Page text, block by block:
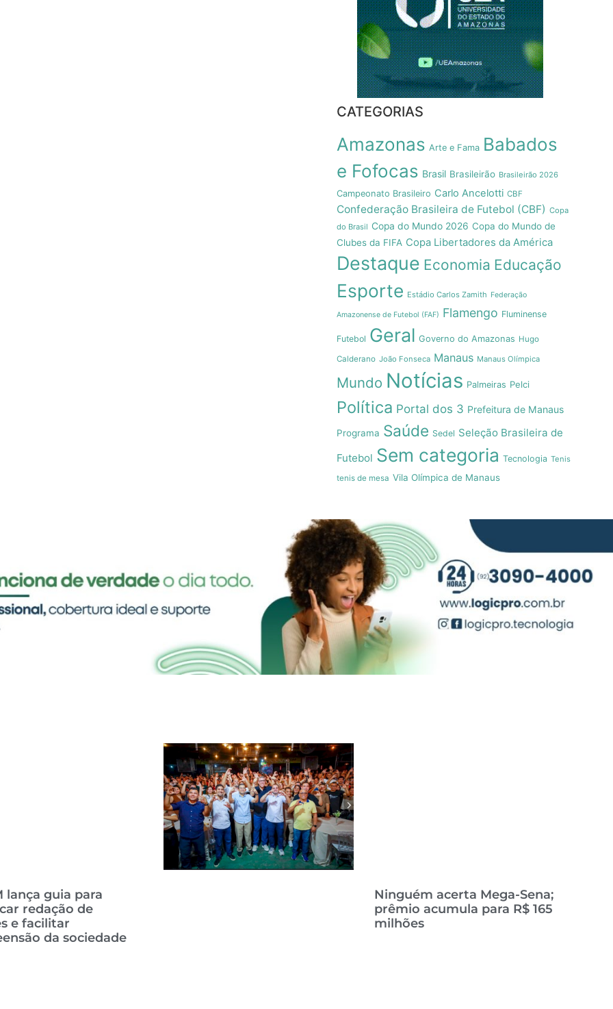
CATEGORIAS
Amazonas Arte e Fama Babados
e Fofocas Brasil Brasileirão Brasileirão 2026
Campeonato Brasileiro Carlo Ancelotti CBF
Confederação Brasileira de Futebol (CBF) Copa
do Brasil Copa do Mundo 2026 Copa do Mundo de
Clubes da FIFA Copa Libertadores da América
Destaque Economia Educação
Esporte Estádio Carlos Zamith Federação
Amazonense de Futebol (FAF) Flamengo Fluminense
Futebol Geral Governo do Amazonas Hugo
Calderano João Fonseca Manaus Manaus Olímpica
Mundo Notícias Palmeiras Pelci
Política Portal dos 3 Prefeitura de Manaus
Programa Saúde Sedel Seleção Brasileira de
Futebol Sem categoria Tecnologia Tenis
tenis de mesa Vila Olímpica de Manaus
lança guia para
redação de
e facilitar
da sociedade
Ninguém acerta Mega-Sena;
prêmio acumula para R$ 165
milhões